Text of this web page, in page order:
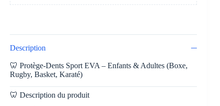
Description
🦷 Protège-Dents Sport EVA – Enfants & Adultes (Boxe,
Rugby, Basket, Karaté)
🦷 Description du produit